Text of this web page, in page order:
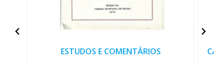
ESTUDOS E COMENTÁRIOS